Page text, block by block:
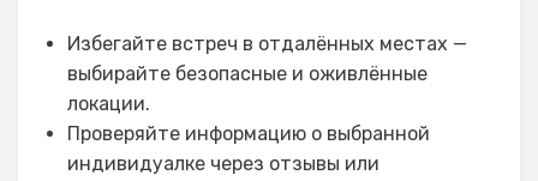
Избегайте встреч в отдалённых местах —
выбирайте безопасные и оживлённые
локации.
Проверяйте информацию о выбранной
индивидуалке через отзывы или